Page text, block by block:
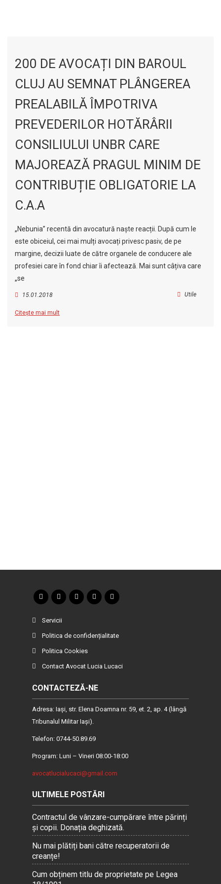
200 DE AVOCAȚI DIN BAROUL
CLUJ AU SEMNAT PLÂNGEREA
PREALABILĂ ÎMPOTRIVA
PREVEDERILOR HOTĂRÂRII
CONSILIULUI UNBR CARE
MAJOREAZĂ PRAGUL MINIM DE
CONTRIBUȚIE OBLIGATORIE LA
C.A.A
„Nebunia” recentă din avocatură naște reacții. După cum le
este obiceiul, cei mai mulți avocați privesc pasiv, de pe
margine, decizii luate de către organele de conducere ale
profesiei care în fond chiar îi afectează. Mai sunt câțiva care
„se
15.01.2018 Utile
Citește mai mult
Servicii
Politica de confidențialitate
Politica Cookies
Contact Avocat Lucia Lucaci
CONTACTEZĂ-NE
Adresa: Iaşi, str. Elena Doamna nr. 59, et. 2, ap. 4 (lângă
Tribunalul Militar Iaşi).
Telefon: 0744-50.89.69
Program: Luni – Vineri 08:00-18:00
avocatlucialucaci@gmail.com
ULTIMELE POSTĂRI
Contractul de vânzare-cumpărare între părinți
și copii. Donația deghizată.
Nu mai plătiți bani către recuperatorii de
creanțe!
Cum obținem titlu de proprietate pe Legea